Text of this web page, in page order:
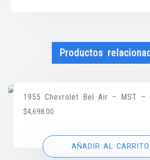
Productos
1955 Chevrolet Bel Air – MST –
$4,698.00
AÑADIR AL CARRITO